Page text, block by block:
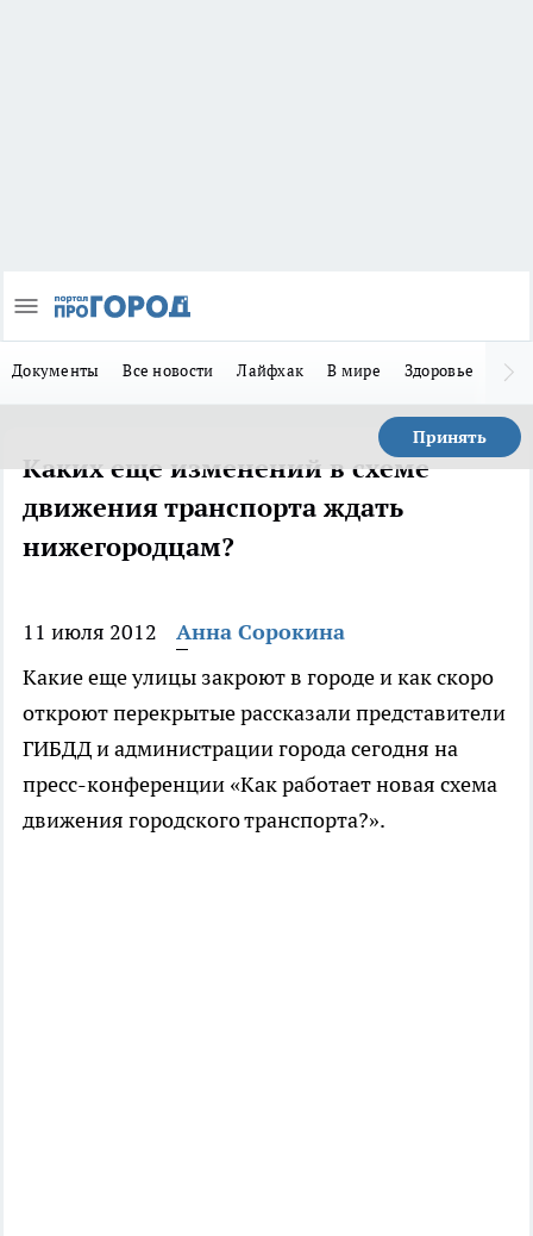
Документы Все новости Лайфхак В мире Здоровье
Принять
Каких еще изменений в схеме
движения транспорта ждать
нижегородцам?
11 июля 2012
Анна Сорокина
Какие еще улицы закроют в городе и как скоро
откроют перекрытые рассказали представители
ГИБДД и администрации города сегодня на
пресс-конференции «Как работает новая схема
движения городского транспорта?».